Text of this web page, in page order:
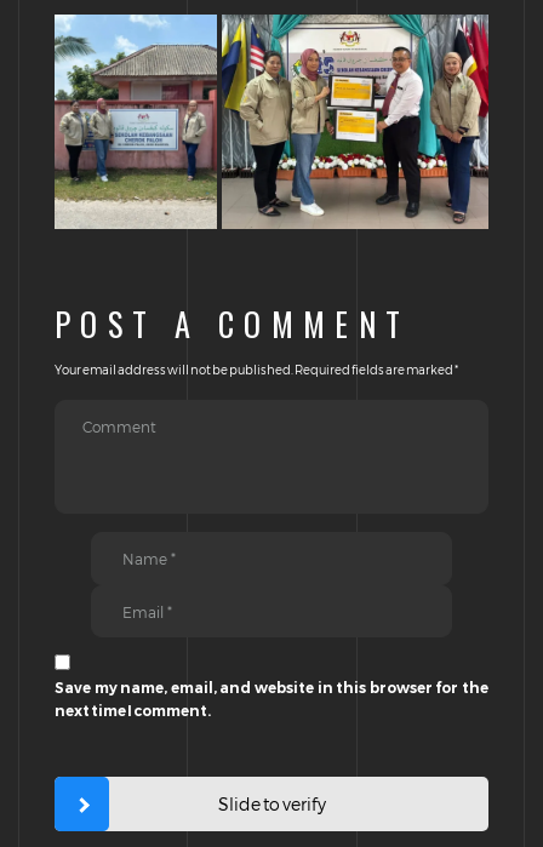
POST A COMMENT
Your email address will not be published. Required fields are marked *
Save my name, email, and website in this browser for the
next time I comment.
Slide to verify